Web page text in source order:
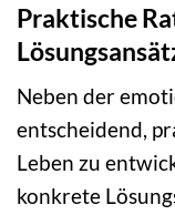
Praktische
Neben der
entscheidend,
Leben zu
konkrete